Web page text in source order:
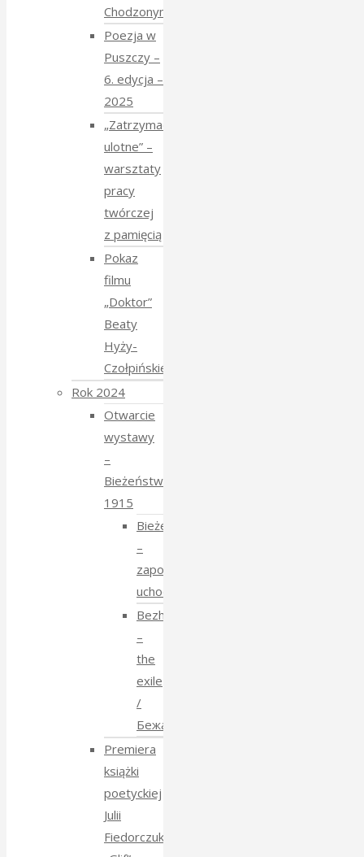
Chodzonym
Poezja w
Puszczy –
6. edycja –
2025
„Zatrzymać
ulotne” –
warsztaty
pracy
twórczej
z pamięcią
Pokaz
filmu
„Doktor”
Beaty
Hyży-
Czołpińskiej
Rok 2024
Otwarcie
wystawy
–
Bieżeństwo
1915
Bieżeństwo
–
zapomniane
uchodźstwo
Bezhenstvo
–
the
exile
/
Бежанства
Premiera
książki
poetyckiej
Julii
Fiedorczuk